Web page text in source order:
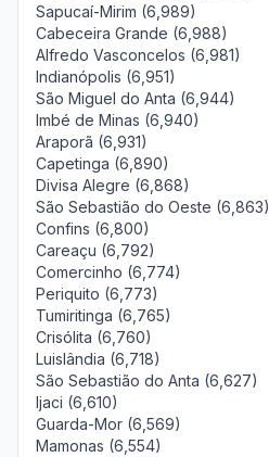
Sapucaí-Mirim (6,989)
Cabeceira Grande (6,988)
Alfredo Vasconcelos (6,981)
Indianópolis (6,951)
São Miguel do Anta (6,944)
Imbé de Minas (6,940)
Araporã (6,931)
Capetinga (6,890)
Divisa Alegre (6,868)
São Sebastião do Oeste (6,863)
Confins (6,800)
Careaçu (6,792)
Comercinho (6,774)
Periquito (6,773)
Tumiritinga (6,765)
Crisólita (6,760)
Luislândia (6,718)
São Sebastião do Anta (6,627)
Ijaci (6,610)
Guarda-Mor (6,569)
Mamonas (6,554)